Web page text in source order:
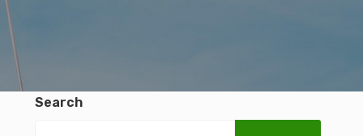
Search